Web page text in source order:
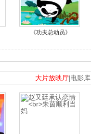
《功夫总动员》
大片放映厅 电影库